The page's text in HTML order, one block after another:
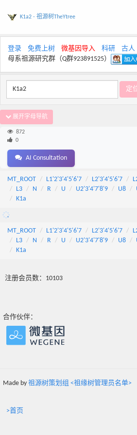
K1a2 - 祖源树TheYtree
登录 免费上树 微基因导入 科研 古人
母系祖源研究群（Q群923891525）
展开字母导航
872
0
AI Consultation
MT_ROOT L1'2'3'4'5'6'7 L2'3'4'5'6'7
L3
N R U U2'3'4'7'8'9 U8
K1a
MT_ROOT L1'2'3'4'5'6'7 L2'3'4'5'6'7
L3
N R U U2'3'4'7'8'9 U8
K1a
注册会员数：10103
合作伙伴：
Made by 祖源树策划组 <祖缘树管理员名单>
>首页